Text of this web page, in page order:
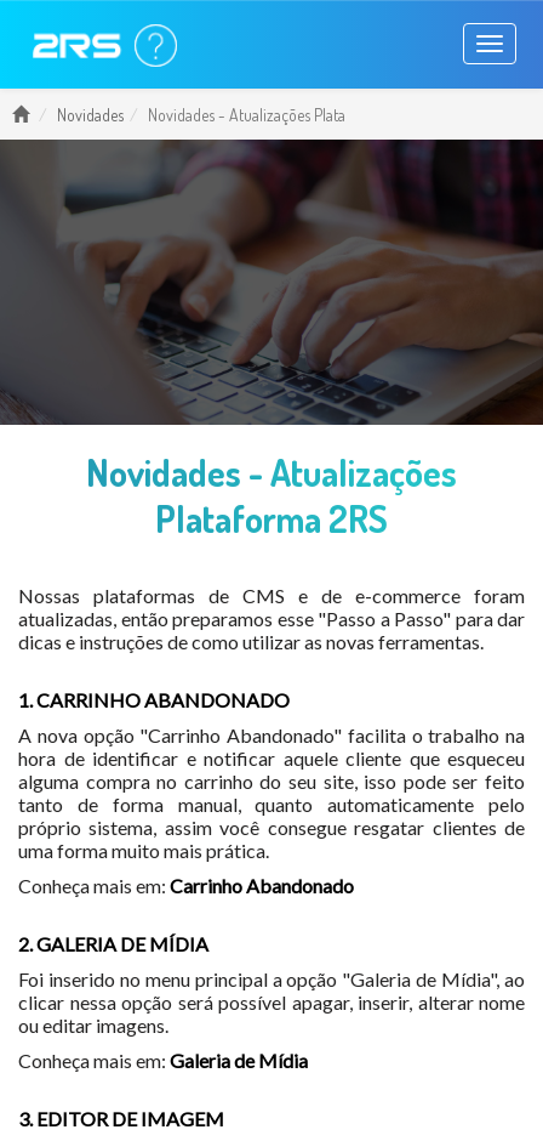
Toggle
Novidades Novidades - Atualizações Plata
Novidades - Atualizações
Plataforma 2RS
Nossas plataformas de CMS e de e-commerce foram
atualizadas, então preparamos esse "Passo a Passo" para dar
dicas e instruções de como utilizar as novas ferramentas.
1.CARRINHO ABANDONADO
A nova opção "Carrinho Abandonado" facilita o trabalho na
hora de identificar e notificar aquele cliente que esqueceu
alguma compra no carrinho do seu site, isso pode ser feito
tanto de forma manual, quanto automaticamente pelo
próprio sistema, assim você consegue resgatar clientes de
uma forma muito mais prática.
Conheça mais em: Carrinho Abandonado
2. GALERIA DE MÍDIA
Foi inserido no menu principal a opção "Galeria de Mídia", ao
clicar nessa opção será possível apagar, inserir, alterar nome
ou editar imagens.
Conheça mais em: Galeria de Mídia
3. EDITOR DE IMAGEM